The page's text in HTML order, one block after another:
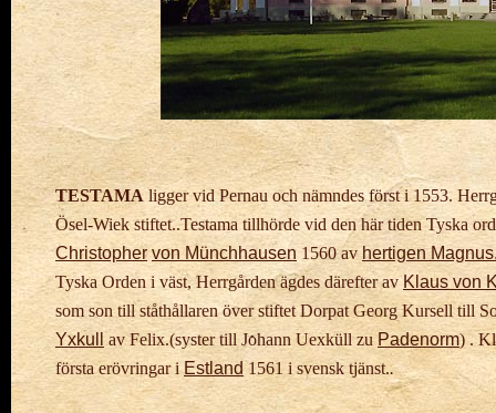
TESTAMA ligger vid Pernau och nämndes först i 1553.
Ösel-Wiekstiftet..Testama tillhörde vid den här tiden Tyska
Christopher von Münchhausen 1560 avhertigen
Tyska Orden i väst, Herrgården ägdes därefter avKlaus von
som son till ståthållaren över stiftet Dorpat Georg Kursell till
Yxkull avFelix.(syster till Johann Uexküll zuPadenorm) .
första erövringari Estland1561 i svensk tjänst..